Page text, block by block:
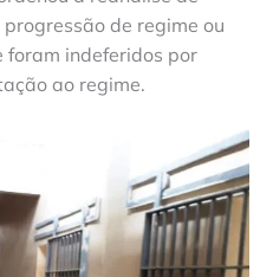
de regime ou
foram indeferidos por
ao regime.